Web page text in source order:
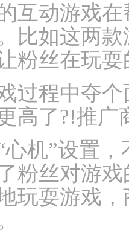
互动游戏
比如这两
粉丝在玩
过程中夺
高了?!推广
心机”设置
粉丝对游
玩耍游戏